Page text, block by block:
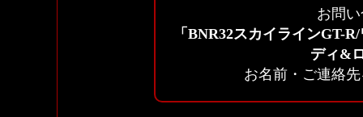
お問
「BNR32スカイラインGT-
ディ&
お名前・ご連絡